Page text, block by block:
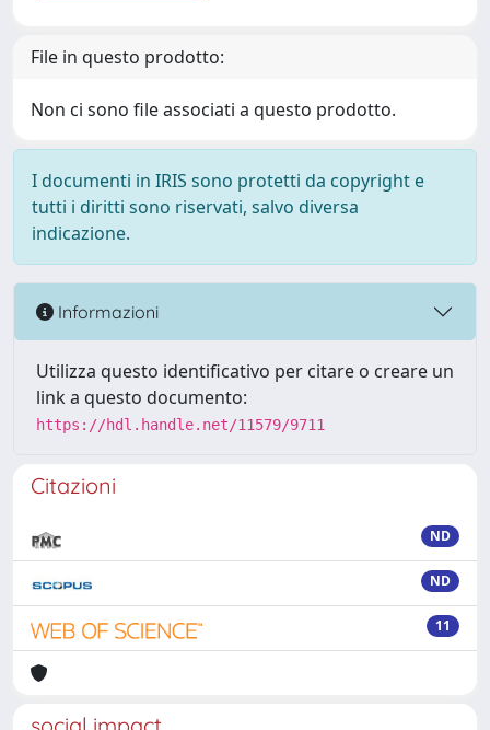
File in questo prodotto:
Non ci sono file associati a questo prodotto.
I documenti in IRIS sono protetti da copyright e
tutti i diritti sono riservati, salvo diversa
indicazione.
Informazioni
Utilizza questo identificativo per citare o creare un
link a questo documento:
https://hdl.handle.net/11579/9711
Citazioni
ND
ND
11